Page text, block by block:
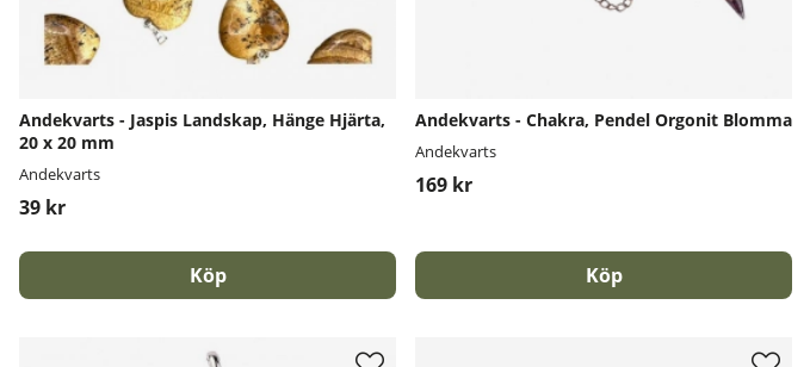
Andekvarts - Jaspis Landskap, Hänge Hjärta,
20 x 20 mm
Andekvarts
39 kr
Köp
Andekvarts - Chakra, Pendel Orgonit Blomma
Andekvarts
169 kr
Köp